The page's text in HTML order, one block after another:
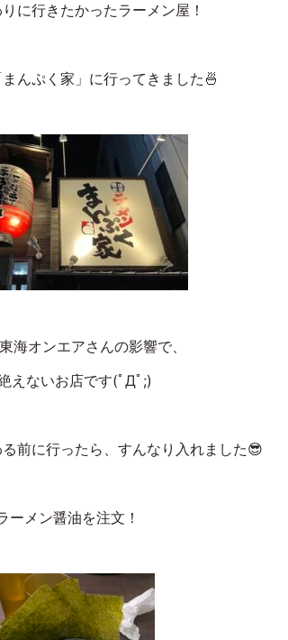
に行きたかったラーメン屋！
んぷく家」に行ってきました🍜
海オンエアさんの影響で、
えないお店です(ﾟДﾟ;)
前に行ったら、すんなり入れました😎
ーメン醤油を注文！